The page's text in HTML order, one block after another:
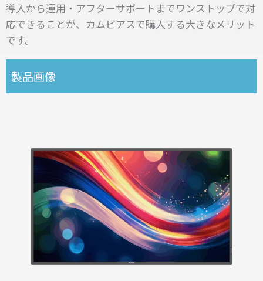
導入から運用・アフターサポートまでワンストップで対
応できることが、カムビアスで購入する大きなメリット
です。
製品画像